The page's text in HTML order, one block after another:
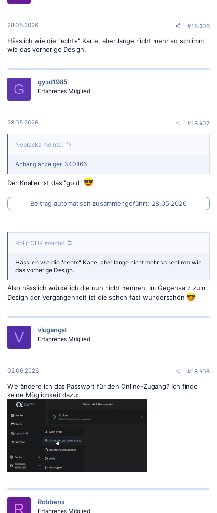
28.05.2026 #18.606
Hässlich wie die "echte" Karte, aber lange nicht mehr so schlimm
wie das vorherige Design.
G gyod1985
Erfahrenes Mitglied
28.05.2026 #18.607
Nebraska meinte:
Anhang anzeigen 340466
Der Knaller ist das "gold"
Beitrag automatisch zusammengeführt: 28.05.2026
RollinCHK meinte:
Hässlich wie die "echte" Karte, aber lange nicht mehr so schlimm wie
das vorherige Design.
Also hässlich würde ich die nun nicht nennen. Im Gegensatz zum
Design der Vergangenheit ist die schon fast wunderschön
V vlugangst
Erfahrenes Mitglied
02.06.2026 #18.608
Wie ändere ich das Passwort für den Online-Zugang? Ich finde
keine Möglichkeit dazu:
R Robbens
Erfahrenes Mitglied